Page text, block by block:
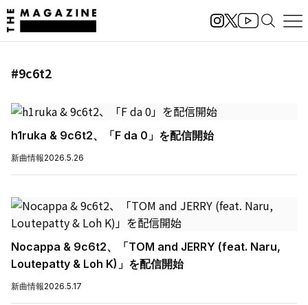
#9c6t2
h1ruka & 9c6t2、「F da 0」を配信開始
新曲情報2026.5.26
Nocappa & 9c6t2、「TOM and JERRY (feat. Naru,
Loutepatty & Loh K)」を配信開始
新曲情報2026.5.17